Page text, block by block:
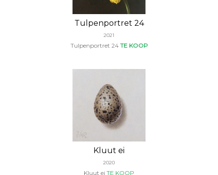
Tulpenportret 24
2021
Tulpenportret 24 TE KOOP
Kluut ei
2020
Kluut ei TE KOOP